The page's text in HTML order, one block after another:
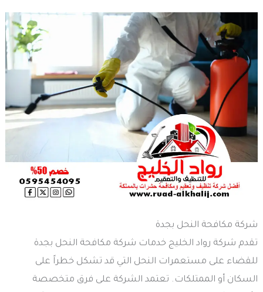
شركة مكافحة النحل بجدة
تقدم شركة رواد الخليج خدمات شركة مكافحة النحل بجدة
للقضاء على مستعمرات النحل التي قد تشكل خطراً على
السكان أو الممتلكات. تعتمد الشركة على فرق متخصصة